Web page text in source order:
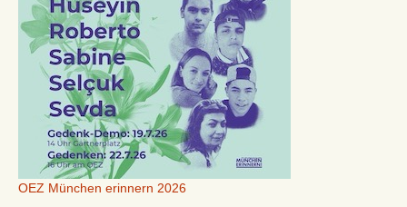
OEZ München erinnern 2026